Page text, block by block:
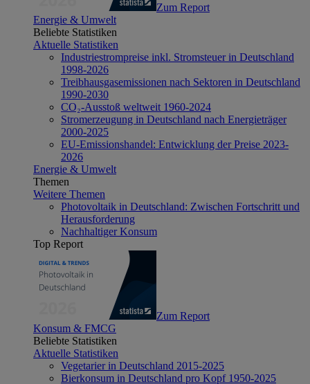
Zum Report
Energie & Umwelt
Beliebte Statistiken
Aktuelle Statistiken
Industriestrompreise inkl. Stromsteuer in Deutschland
1998-2026
Treibhausgasemissionen nach Sektoren in Deutschland
1990-2030
CO₂-Ausstoß weltweit 1960-2024
Stromerzeugung in Deutschland nach Energieträger
2000-2025
EU-Emissionshandel: Entwicklung der Preise 2023-
2026
Energie & Umwelt
Themen
Weitere Themen
Photovoltaik in Deutschland: Zwischen Fortschritt und
Herausforderung
Nachhaltiger Konsum
Top Report
Zum Report
Konsum & FMCG
Beliebte Statistiken
Aktuelle Statistiken
Vegetarier in Deutschland 2015-2025
Bierkonsum in Deutschland pro Kopf 1950-2025